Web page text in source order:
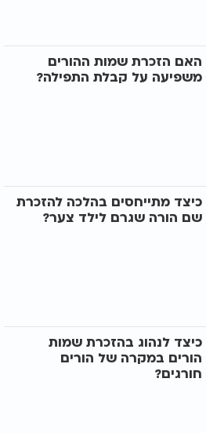
האם הזכרת שמות ההורים
משפיעה על קבלת התפילה?
כיצד מתייחסים בהלכה להזכרת
שם הורה שגרם לילד צער?
כיצד לנהוג בהזכרת שמות
הורים במקרה של הורים
חורגים?